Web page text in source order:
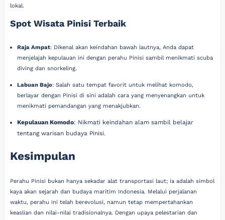
lokal.
Spot Wisata Pinisi Terbaik
Raja Ampat: Dikenal akan keindahan bawah lautnya, Anda dapat
menjelajah kepulauan ini dengan perahu Pinisi sambil menikmati scuba
diving dan snorkeling.
Labuan Bajo: Salah satu tempat favorit untuk melihat komodo,
berlayar dengan Pinisi di sini adalah cara yang menyenangkan untuk
menikmati pemandangan yang menakjubkan.
Kepulauan Komodo: Nikmati keindahan alam sambil belajar
tentang warisan budaya Pinisi.
Kesimpulan
Perahu Pinisi bukan hanya sekadar alat transportasi laut; ia adalah simbol
kaya akan sejarah dan budaya maritim Indonesia. Melalui perjalanan
waktu, perahu ini telah berevolusi, namun tetap mempertahankan
keaslian dan nilai-nilai tradisionalnya. Dengan upaya pelestarian dan